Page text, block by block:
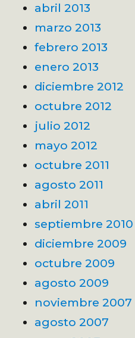
abril 2013
marzo 2013
febrero 2013
enero 2013
diciembre 2012
octubre 2012
julio 2012
mayo 2012
octubre 2011
agosto 2011
abril 2011
septiembre 2010
diciembre 2009
octubre 2009
agosto 2009
noviembre 2007
agosto 2007